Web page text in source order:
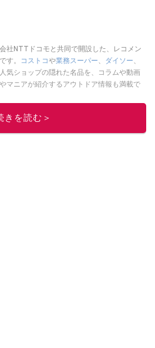
社NTTドコモと共同で開設した、レコメン
す。
コストコや業務スーパー、 ダイソー、
気ショップの隠れた名品を、コラムや動画
マニアが紹介するアウトドア情報も満載で
ド情報をお届けしているので、ぜひ
！
きを読む＞